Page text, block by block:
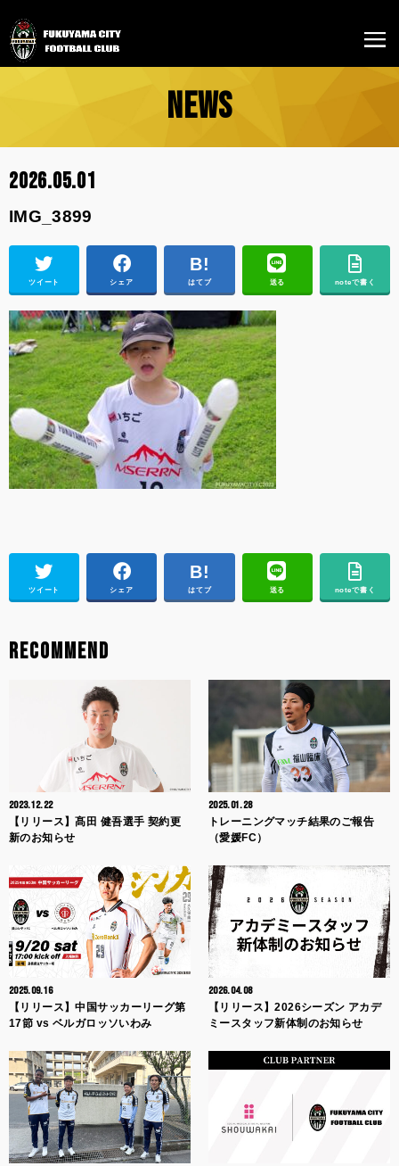
NEWS
2026.05.01
IMG_3899
ツイート シェア はてブ 送る noteで書く
ツイート シェア はてブ 送る noteで書く
RECOMMEND
2023.12.22
【リリース】髙田 健吾選手 契約更
新のお知らせ
2025.01.28
トレーニングマッチ結果のご報告
（愛媛FC）
2025.09.16
【リリース】中国サッカーリーグ第
17節 vs ベルガロッソいわみ
2026.04.08
【リリース】2026シーズン アカデ
ミースタッフ新体制のお知らせ